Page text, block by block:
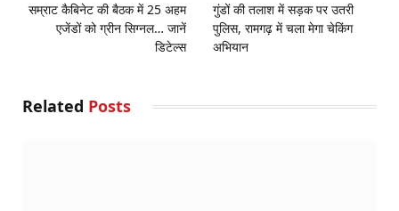
सम्राट कैबिनेट की बैठक में 25 अहम
एजेंडों को ग्रीन सिग्नल… जानें
डिटेल्स
गुंडों की तलाश में सड़क पर उतरी
पुलिस, रामगढ़ में चला मेगा चेकिंग
अभियान
Related Posts